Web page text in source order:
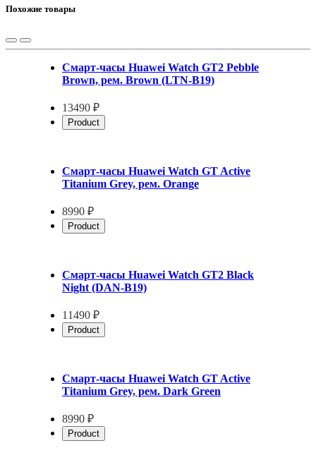
Похожие товары
Смарт-часы Huawei Watch GT2 Pebble
Brown, рем. Brown (LTN-B19)
13490 ₽
Product
Смарт-часы Huawei Watch GT Active
Titanium Grey, рем. Orange
8990 ₽
Product
Смарт-часы Huawei Watch GT2 Black
Night (DAN-B19)
11490 ₽
Product
Смарт-часы Huawei Watch GT Active
Titanium Grey, рем. Dark Green
8990 ₽
Product